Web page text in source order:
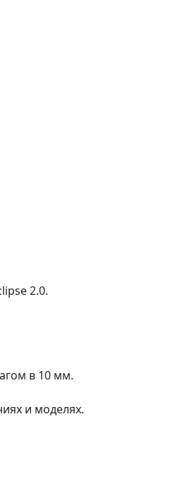
2.0.
в 10 мм.
и моделях.